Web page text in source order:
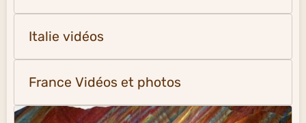
Italie vidéos
France Vidéos et photos